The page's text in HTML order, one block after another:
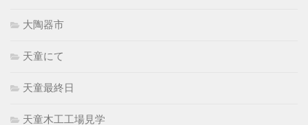
大陶器市
天童にて
天童最終日
天童木工工場見学